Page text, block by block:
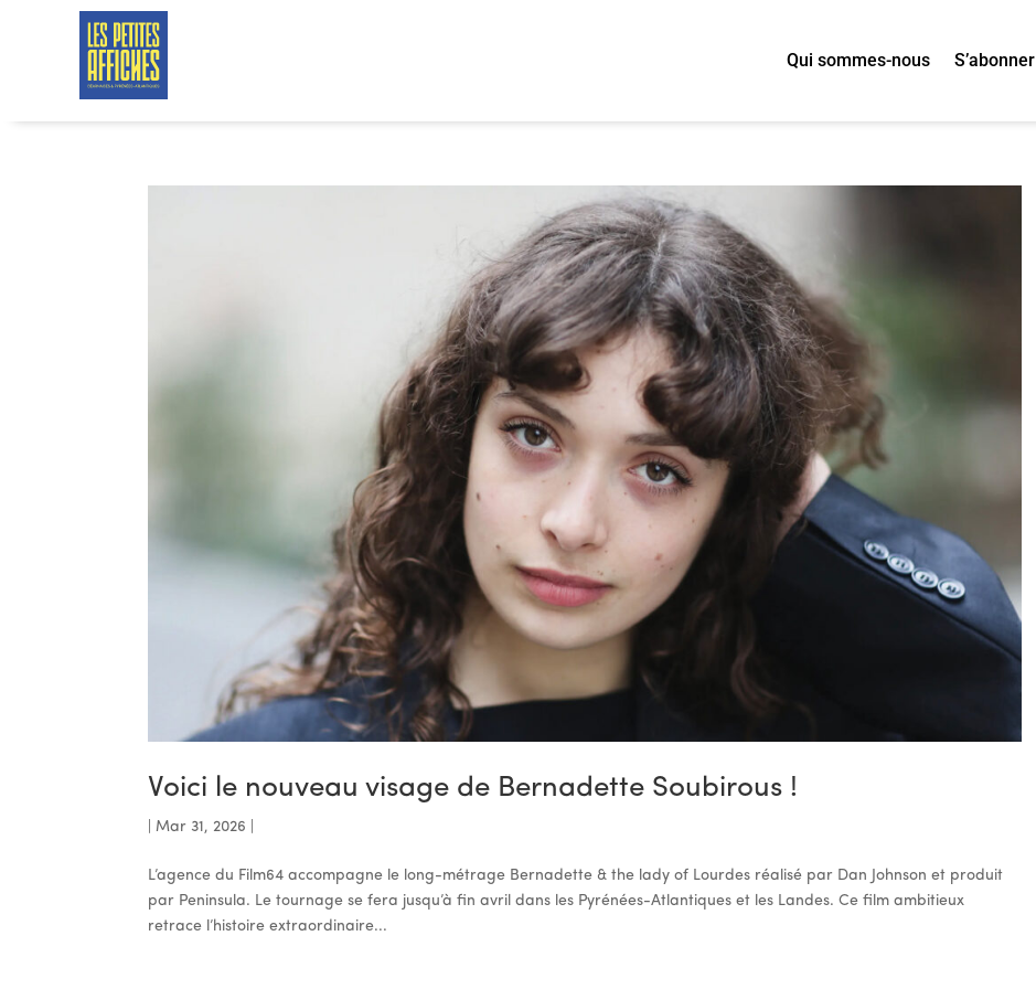
Qui sommes-nous S’abonner
Voici le nouveau visage de Bernadette Soubirous !
|Mar 31, 2026
L’agence du Film64 accompagne le long-métrage Bernadette & the lady of Lourdes réalisé par Dan Johnson et produit
par Peninsula. Le tournage se fera jusqu’à fin avril dans les Pyrénées-Atlantiques et les Landes. Ce film ambitieux
retrace l’histoire extraordinaire...